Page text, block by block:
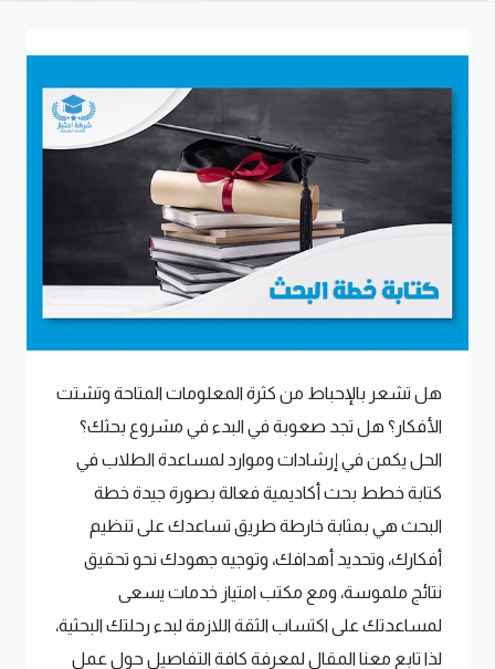
هل تشعر بالإحباط من كثرة المعلومات المتاحة وتشتت
الأفكار؟ هل تجد صعوبة في البدء في مشروع بحثك؟
الحل يكمن في إرشادات وموارد لمساعدة الطلاب في
كتابة خطط بحث أكاديمية فعالة بصورة جيدة خطة
البحث هي بمثابة خارطة طريق تساعدك على تنظيم
أفكارك، وتحديد أهدافك، وتوجيه جهودك نحو تحقيق
نتائج ملموسة، ومع مكتب امتياز خدمات يسعى
لمساعدتك على اكتساب الثقة اللازمة لبدء رحلتك البحثية،
لذا تابع معنا المقال لمعرفة كافة التفاصيل حول عمل